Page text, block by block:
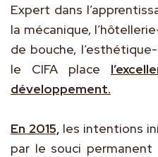
Expert dans
la mécanique,
de bouche,
le CIFA place
développement.
En 2015, les intentions
par le souci permanent